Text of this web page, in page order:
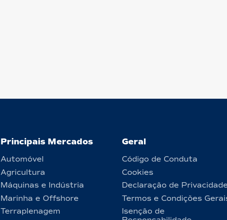
Principais Mercados
Automóvel
Agricultura
Máquinas e Indústria
Marinha e Offshore
Terraplenagem
Geral
Código de Conduta
Cookies
Declaração de
Termos e Condições
Isenção de